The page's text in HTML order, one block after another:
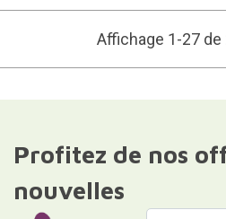
Affichage 1-27
Profitez de nos
nouvelles